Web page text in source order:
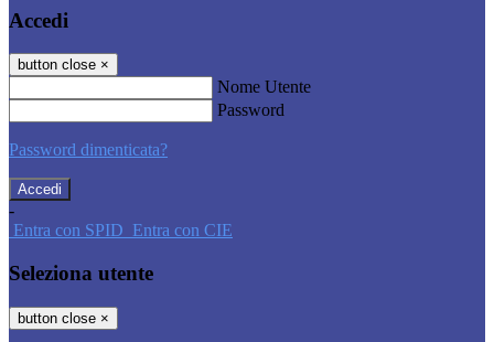
Accedi
button close ×
Nome Utente
Password
Password dimenticata?
-
Entra con SPID Entra con CIE
Seleziona utente
button close ×